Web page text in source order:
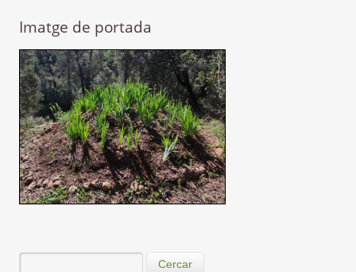
Imatge de portada
Cercar